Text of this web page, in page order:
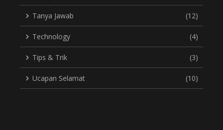
Tanya Jawab (12)
Technology (4)
Tips & Trik (3)
Ucapan Selamat (10)